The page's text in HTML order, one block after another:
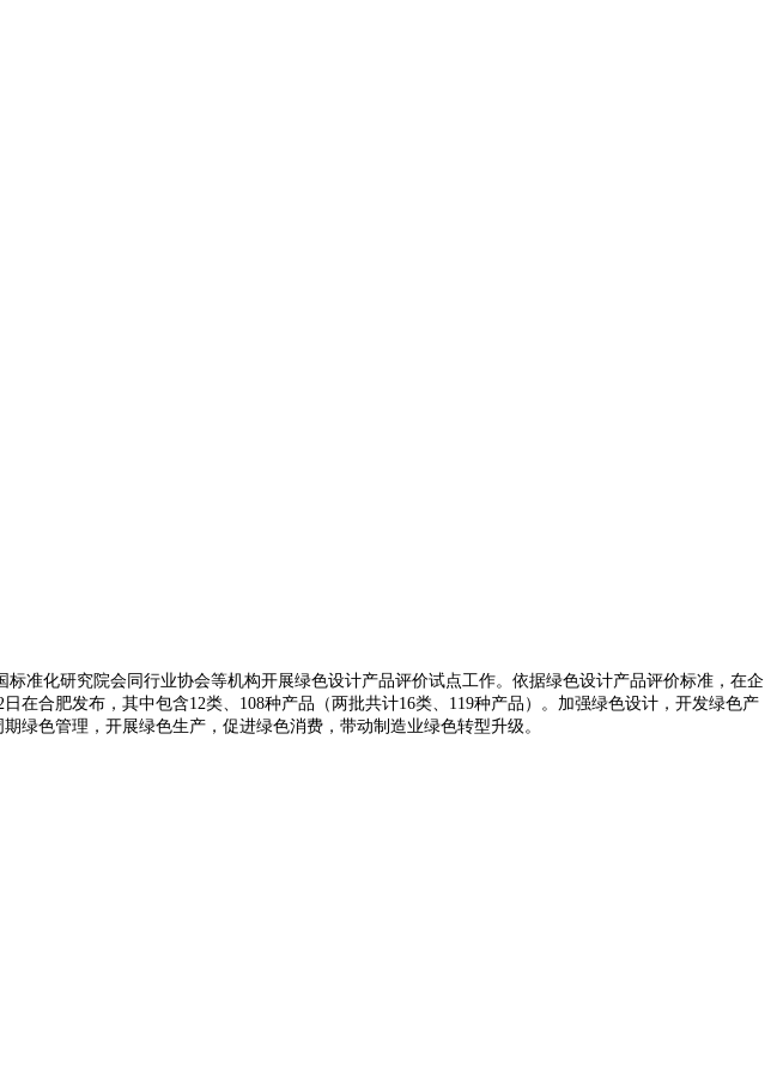
准化研究院会同行业协会等机构开展绿色设计产品评价试点工作。依据绿色设计产品评价标准，在企
合肥发布，其中包含12类、108种产品（两批共计16类、119种产品）。加强绿色设计，开发绿色产
绿色管理，开展绿色生产，促进绿色消费，带动制造业绿色转型升级。